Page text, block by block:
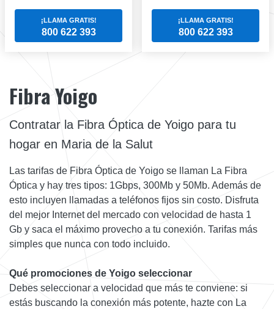
¡LLAMA GRATIS!
800 622 393
¡LLAMA GRATIS!
800 622 393
Fibra Yoigo
Contratar la Fibra Óptica de Yoigo para tu
hogar en Maria de la Salut
Las tarifas de Fibra Óptica de Yoigo se llaman La Fibra
Óptica y hay tres tipos: 1Gbps, 300Mb y 50Mb. Además de
esto incluyen llamadas a teléfonos fijos sin costo. Disfruta
del mejor Internet del mercado con velocidad de hasta 1
Gb y saca el máximo provecho a tu conexión. Tarifas más
simples que nunca con todo incluido.
Qué promociones de Yoigo seleccionar
Debes seleccionar a velocidad que más te conviene: si
estás buscando la conexión más potente, hazte con La